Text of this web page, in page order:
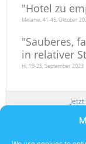
"Hotel zu
Melanie, 41-45, Oktober
"Sauberes,
in relativer
Hi, 19-25, September 2023